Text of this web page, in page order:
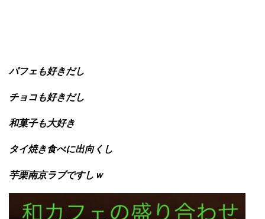
パフェも好きだし
チョコも好きだし
和菓子も大好き
タイ焼き食べに出向くし
芋栗南京ラブですしｗ